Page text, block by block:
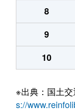
8
9
10
※出典：国土
s://